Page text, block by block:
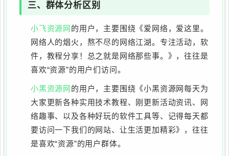
三、群体分析区别
小飞资源网 的用户，主要围绕《爱网络，爱这里。
网络人的烟火，熬不尽的网络江湖。专注活动，软
件，教程分享！总之就是网络那些事。》，往往是
喜欢“资源”的用户们访问。
小黑资源网 的用户，主要围绕《小黑资源网每天为
大家更新各种实用技术教程、刚更新活动资讯、网
络趣事、以及各种好玩的软件工具等、记得每天都
要访问一下我们的网站、让生活更加精彩》，往往
是喜欢“资源”的用户群体。